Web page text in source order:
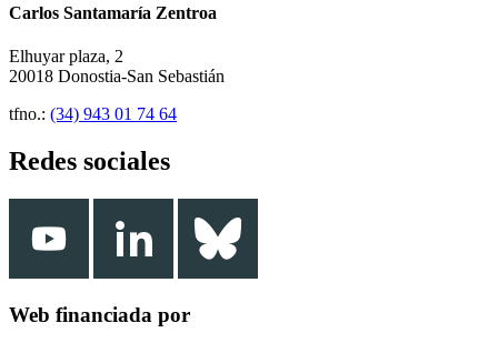
Carlos Santamaría Zentroa
Elhuyar plaza, 2
20018 Donostia-San Sebastián
tfno.: (34) 943 01 74 64
Redes sociales
Web financiada por